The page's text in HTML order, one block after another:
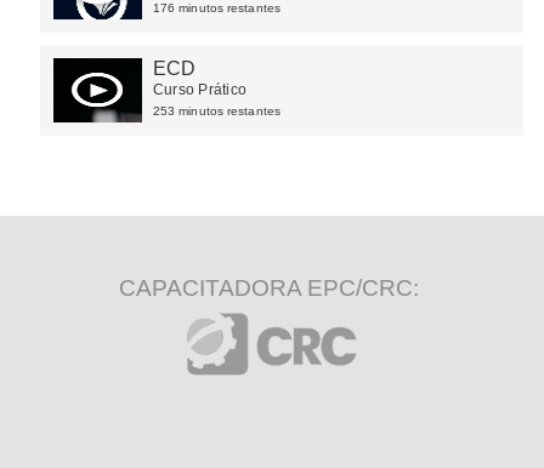
176 minutos restantes
ECD
Curso Prático
253 minutos restantes
CAPACITADORA EPC/CRC: